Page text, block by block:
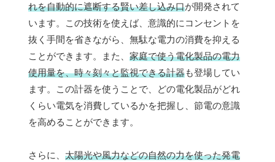
れを自動的に遮断する賢い差し込み口が開発されて
います。この技術を使えば、意識的にコンセントを
抜く手間を省きながら、無駄な電力の消費を抑える
ことができます。また、 家庭で使う電化製品の電力
使用量を、時々刻々と監視できる計器も登場してい
ます。この計器を使うことで、どの電化製品がどれ
くらい電気を消費しているかを把握し、節電の意識
を高めることができます。
さらに、 太陽光や風力などの自然の力を使った発電